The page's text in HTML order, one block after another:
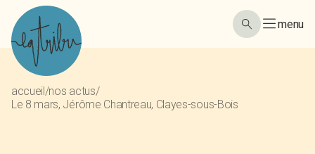
menu
accueil/nos actus/
Le 8 mars, Jérôme Chantreau, Clayes-sous-Bois